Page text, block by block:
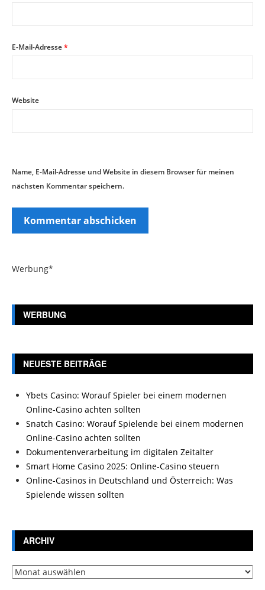
E-Mail-Adresse*
Website
Name, E-Mail-Adresse und Website in diesem Browser für meinen
nächsten Kommentar speichern.
Werbung*
WERBUNG
NEUESTE BEITRÄGE
Ybets Casino: Worauf Spieler bei einem modernen
Online-Casino achten sollten
Snatch Casino: Worauf Spielende bei einem modernen
Online-Casino achten sollten
Dokumentenverarbeitung im digitalen Zeitalter
Smart Home Casino 2025: Online-Casino steuern
Online-Casinos in Deutschland und Österreich: Was
Spielende wissen sollten
ARCHIV
Archiv